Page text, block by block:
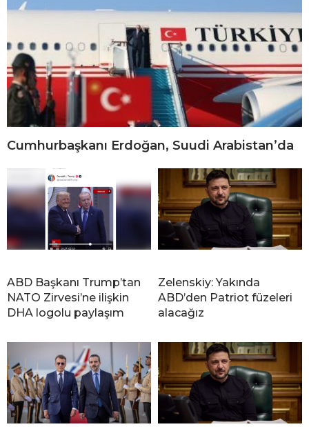
Cumhurbaşkanı Erdoğan, Suudi Arabistan’da
ABD Başkanı Trump’tan
NATO Zirvesi’ne ilişkin
DHA logolu paylaşım
Zelenskiy: Yakında
ABD’den Patriot füzeleri
alacağız